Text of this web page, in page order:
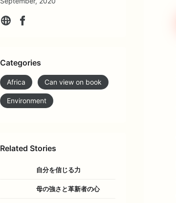
Categories
Africa Can view on book
Environment
Related Stories
自分を信じる力
母の強さと革新者の心